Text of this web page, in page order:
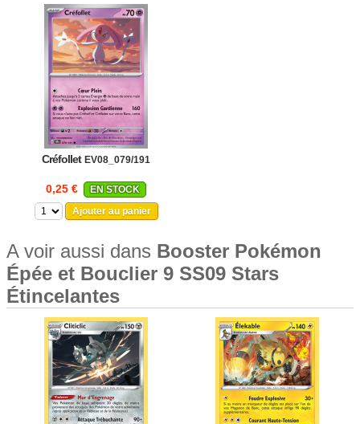
Créfollet EV08_079/191
0,25 €
EN STOCK
Ajouter au panier
A voir aussi dans Booster Pokémon
Épée et Bouclier 9 SS09 Stars
Étincelantes